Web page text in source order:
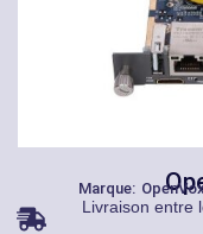
Marque:
Livraison entre